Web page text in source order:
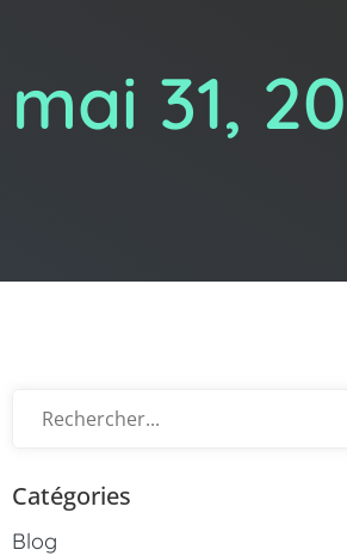
mai 31,
Catégories
Blog